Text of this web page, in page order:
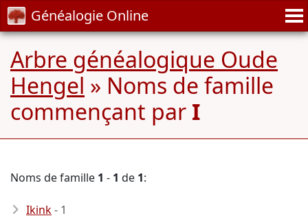
Généalogie Online
Arbre généalogique Oude
Hengel » Noms de famille
commençant par I
Noms de famille 1 - 1 de 1:
Ikink- 1